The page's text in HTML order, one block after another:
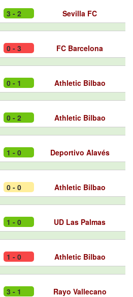
3 - 2 Sevilla FC
0 - 3 FC Barcelona
0 - 1 Athletic Bilbao
0 - 2 Athletic Bilbao
1 - 0 Deportivo Alavés
0 - 0 Athletic Bilbao
1 - 0 UD Las Palmas
1 - 0 Athletic Bilbao
3 - 1 Rayo Vallecano